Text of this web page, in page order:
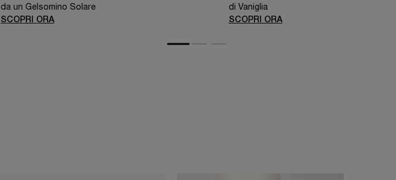
da un Gelsomino Solare​
SCOPRI ORA
di Vaniglia​
SCOPRI ORA